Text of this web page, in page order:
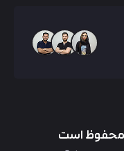
محفوظ است